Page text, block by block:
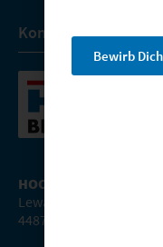
Kontakt
HOOSE – Bedachungen
Lewackerstrasse 265
44879 Bochum-
Bewirb